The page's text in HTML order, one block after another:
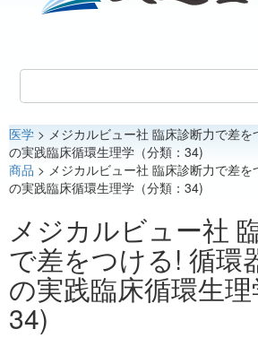
医学
看護
レジデント
医学 > メジカルビュー社 臨床診断力で差
の実践臨床循環生理学（分類：34)
商品 > メジカルビュー社 臨床診断力で差
の実践臨床循環生理学（分類：34)
メジカルビュー社
で差をつける! 循環
の実践臨床循環生理
34)